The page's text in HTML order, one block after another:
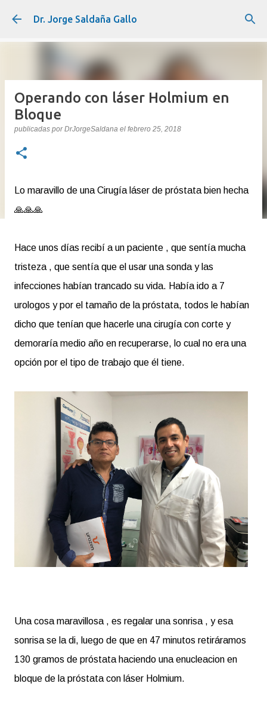
Ir al contenido principal
Dr. Jorge Saldaña Gallo
Operando con láser Holmium en
Bloque
publicadas porDrJorgeSaldana el febrero 25, 2018
Lo maravillo de una Cirugía láser de próstata bien hecha
🙏🙏🙏
Hace unos días recibí a un paciente , que sentía mucha
tristeza , que sentía que el usar una sonda y las
infecciones habían trancado su vida. Había ido a 7
urologos y por el tamaño de la próstata, todos le habían
dicho que tenían que hacerle una cirugía con corte y
demoraría medio año en recuperarse, lo cual no era una
opción por el tipo de trabajo que él tiene.
Una cosa maravillosa , es regalar una sonrisa , y esa
sonrisa se la di, luego de que en 47 minutos retiráramos
130 gramos de próstata haciendo una enucleacion en
bloque de la próstata con láser Holmium.